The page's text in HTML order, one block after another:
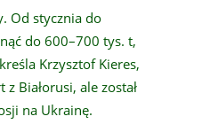
Od stycznia do
do 600–700 tys. t,
Krzysztof Kieres,
Białorusi, ale został
na Ukrainę.